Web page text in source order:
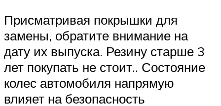
Присматривая покрышки для
замены, обратите внимание на
дату их выпуска. Резину старше 3
лет покупать не стоит.. Состояние
колес автомобиля напрямую
влияет на безопасность